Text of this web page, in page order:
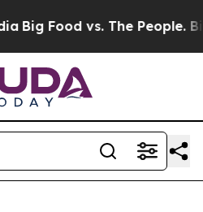
Big Food vs. The People. Big